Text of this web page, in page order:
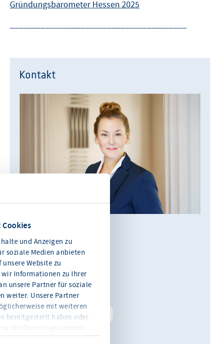
und Anzeigen zu
soziale Medien anbieten
Website zu
Informationen zu Ihrer
unsere Partner für soziale
weiter. Unsere Partner
mit weiteren
bereitgestellt haben oder
der Dienste gesammelt
Gründungsbarometer Hessen 2025
Kontakt
Julia König
Leiterin Kommunikation
0611 360 115-11
E-Mail schreiben
Kontakt speichern